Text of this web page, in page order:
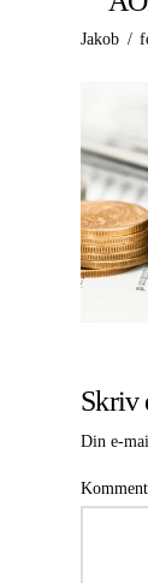
Jakob
Skriv
Din e-